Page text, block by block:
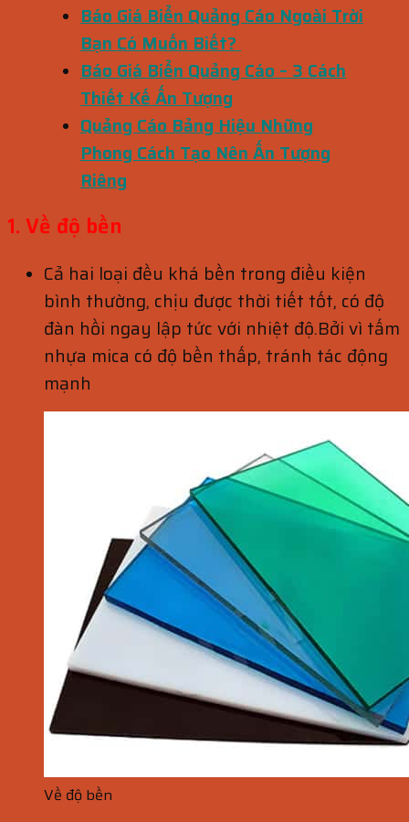
Báo Giá Biển Quảng Cáo Ngoài Trời
Bạn Có Muốn Biết?
Báo Giá Biển Quảng Cáo – 3 Cách
Thiết Kế Ấn Tượng
Quảng Cáo Bảng Hiệu Những
Phong Cách Tạo Nên Ấn Tượng
Riêng
1. Về độ bền
Cả hai loại đều khá bền trong điều kiện
bình thường, chịu được thời tiết tốt, có độ
đàn hồi ngay lập tức với nhiệt độ.Bởi vì tấm
nhựa mica có độ bền thấp, tránh tác động
mạnh
Về độ bền